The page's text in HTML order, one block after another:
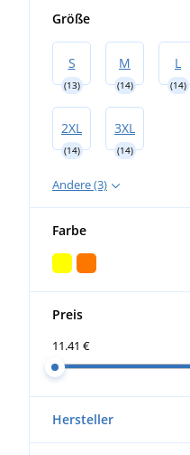
Größe
S
(13)
M
(14)
L
(14)
2XL
(14)
3XL
(14)
Andere (3)
Farbe
Preis
11.41 €
Hersteller